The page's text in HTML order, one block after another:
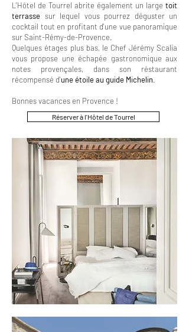
L'Hôtel de Tourrel abrite également un large toit
terrasse sur lequel vous pourrez déguster un
cocktail tout en profitant d'une vue panoramique
sur Saint-Rémy-de-Provence.
Quelques étages plus bas, le Chef Jérémy Scalia
vous propose une échapée gastronomique aux
notes provençales, dans son réstaurant
récompensé d'une étoile au guide Michelin.
Bonnes vacances en Provence !
Réserver à l'Hôtel de Tourrel